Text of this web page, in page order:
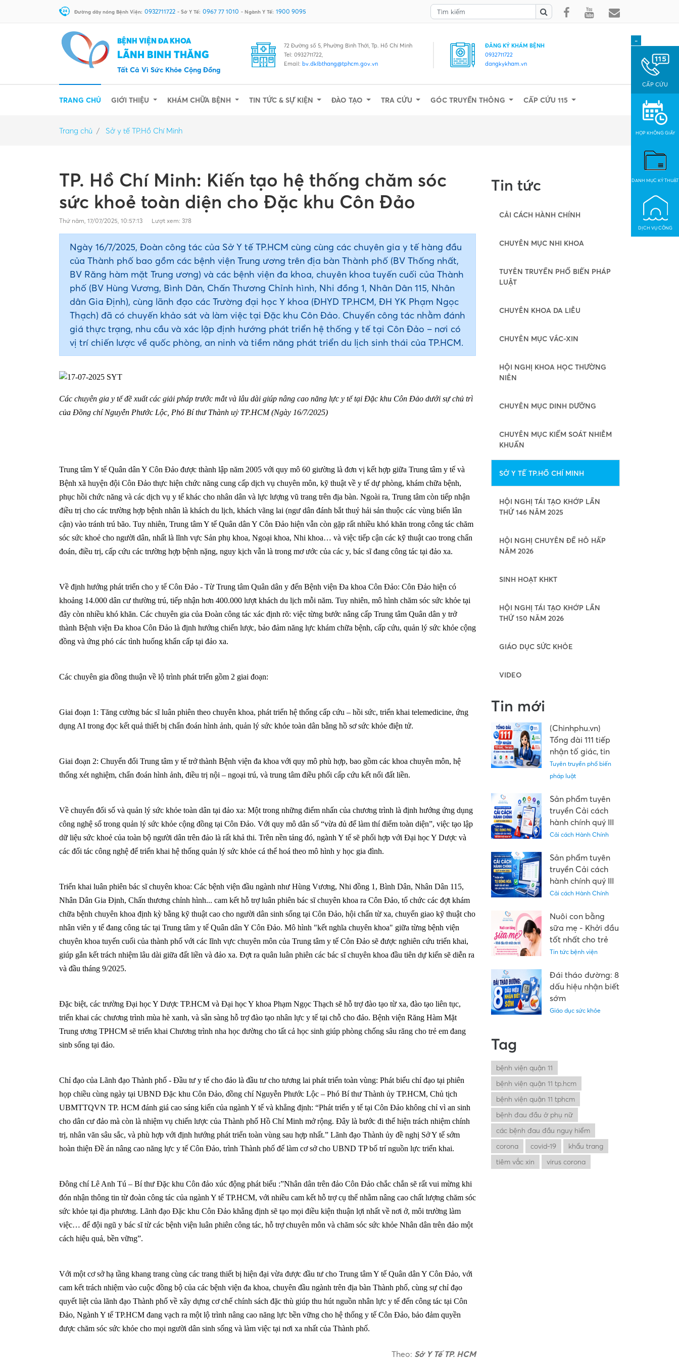
Đường dây nóng Bệnh Viện: 0932711722 - Sở Y Tế: 0967 77 1010 - Ngành Y Tế: 1900 9095
BỆNH VIỆN ĐA KHOA
LÃNH BINH THĂNG
Tất Cả Vì Sức Khỏe Cộng Đồng
72 Đường số 5, Phường Bình Thới, Tp. Hồ Chí Minh
Tel: 0932711722,
Email: bv.dklbthang@tphcm.gov.vn
ĐĂNG KÝ KHÁM BỆNH
0932711722
dangkykham.vn
TRANG CHỦ (CURRENT)
GIỚI THIỆU KHÁM CHỮA BỆNH TIN TỨC & SỰ KIỆN ĐÀO TẠO TRA CỨU GÓC TRUYỀN THÔNG CẤP CỨU 115
Trang chủ Sở y tế TP.Hồ Chí Minh
TP. Hồ Chí Minh: Kiến tạo hệ thống chăm sóc
sức khoẻ toàn diện cho Đặc khu Côn Đảo
Thứ năm, 17/07/2025, 10:57:13 Lượt xem: 378
Ngày 16/7/2025, Đoàn công tác của Sở Y tế TP.HCM cùng cùng các chuyên gia y tế hàng đầu
của Thành phố bao gồm các bệnh viện Trung ương trên địa bàn Thành phố (BV Thống nhất,
BV Răng hàm mặt Trung ương) và các bệnh viện đa khoa, chuyên khoa tuyến cuối của Thành
phố (BV Hùng Vương, Bình Dân, Chấn Thương Chỉnh hình, Nhi đồng 1, Nhân Dân 115, Nhân
dân Gia Định), cùng lãnh đạo các Trường đại học Y khoa (ĐHYD TP.HCM, ĐH YK Phạm Ngọc
Thạch) đã có chuyến khảo sát và làm việc tại Đặc khu Côn Đảo. Chuyến công tác nhằm đánh
giá thực trạng, nhu cầu và xác lập định hướng phát triển hệ thống y tế tại Côn Đảo – nơi có
vị trí chiến lược về quốc phòng, an ninh và tiềm năng phát triển du lịch sinh thái của TP.HCM.
Các chuyên gia y tế đề xuất các giải pháp trước mắt và lâu dài giúp nâng cao năng lực y tế tại Đặc khu Côn Đảo dưới sự chủ trì
của Đồng chí Nguyễn Phước Lộc, Phó Bí thư Thành uỷ TP.HCM (Ngày 16/7/2025)
Trung tâm Y tế Quân dân Y Côn Đảo được thành lập năm 2005 với quy mô 60 giường là đơn vị kết hợp giữa Trung tâm y tế và
Bệnh xã huyện đội Côn Đảo thực hiện chức năng cung cấp dịch vụ chuyên môn, kỹ thuật về y tế dự phòng, khám chữa bệnh,
phục hồi chức năng và các dịch vụ y tế khác cho nhân dân và lực lượng vũ trang trên địa bàn. Ngoài ra, Trung tâm còn tiếp nhận
điều trị cho các trường hợp bệnh nhân là khách du lịch, khách vãng lai (ngư dân đánh bắt thuỷ hải sản thuộc các vùng biển lân
cận) vào tránh trú bão. Tuy nhiên, Trung tâm Y tế Quân dân Y Côn Đảo hiện vẫn còn gặp rất nhiều khó khăn trong công tác chăm
sóc sức khoẻ cho người dân, nhất là lĩnh vực Sản phụ khoa, Ngoại khoa, Nhi khoa… và việc tiếp cận các kỹ thuật cao trong chẩn
đoán, điều trị, cấp cứu các trường hợp bệnh nặng, nguy kịch vẫn là trong mơ ước của các y, bác sĩ đang công tác tại đảo xa.
Về định hướng phát triển cho y tế Côn Đảo - Từ Trung tâm Quân dân y đến Bệnh viện Đa khoa Côn Đảo: Côn Đảo hiện có
khoảng 14.000 dân cư thường trú, tiếp nhận hơn 400.000 lượt khách du lịch mỗi năm. Tuy nhiên, mô hình chăm sóc sức khỏe tại
đây còn nhiều khó khăn. Các chuyên gia của Đoàn công tác xác định rõ: việc từng bước nâng cấp Trung tâm Quân dân y trở
thành Bệnh viện Đa khoa Côn Đảo là định hướng chiến lược, bảo đảm năng lực khám chữa bệnh, cấp cứu, quản lý sức khỏe cộng
đồng và ứng phó các tình huống khẩn cấp tại đảo xa.
Các chuyên gia đồng thuận về lộ trình phát triển gồm 2 giai đoạn:
Giai đoạn 1: Tăng cường bác sĩ luân phiên theo chuyên khoa, phát triển hệ thống cấp cứu – hồi sức, triển khai telemedicine, ứng
dụng AI trong đọc kết quả thiết bị chẩn đoán hình ảnh, quản lý sức khỏe toàn dân bằng hồ sơ sức khỏe điện tử.
Giai đoạn 2: Chuyển đổi Trung tâm y tế trở thành Bệnh viện đa khoa với quy mô phù hợp, bao gồm các khoa chuyên môn, hệ
thống xét nghiệm, chẩn đoán hình ảnh, điều trị nội – ngoại trú, và trung tâm điều phối cấp cứu kết nối đất liền.
Về chuyển đổi số và quản lý sức khỏe toàn dân tại đảo xa: Một trong những điểm nhấn của chương trình là định hướng ứng dụng
công nghệ số trong quản lý sức khỏe cộng đồng tại Côn Đảo. Với quy mô dân số “vừa đủ để làm thí điểm toàn diện”, việc tạo lập
dữ liệu sức khoẻ của toàn bộ người dân trên đảo là rất khả thi. Trên nền tảng đó, ngành Y tế sẽ phối hợp với Đại học Y Dược và
các đối tác công nghệ để triển khai hệ thống quản lý sức khỏe cá thể hoá theo mô hình y học gia đình.
Triển khai luân phiên bác sĩ chuyên khoa: Các bệnh viện đầu ngành như Hùng Vương, Nhi đồng 1, Bình Dân, Nhân Dân 115,
Nhân Dân Gia Định, Chấn thương chỉnh hình... cam kết hỗ trợ luân phiên bác sĩ chuyên khoa ra Côn Đảo, tổ chức các đợt khám
chữa bệnh chuyên khoa định kỳ bằng kỹ thuật cao cho người dân sinh sống tại Côn Đảo, hội chẩn từ xa, chuyển giao kỹ thuật cho
nhân viên y tế đang công tác tại Trung tâm y tế Quân dân Y Côn Đảo. Mô hình "kết nghĩa chuyên khoa" giữa từng bệnh viện
chuyên khoa tuyến cuối của thành phố với các lĩnh vực chuyên môn của Trung tâm y tế Côn Đảo sẽ được nghiên cứu triển khai,
giúp gắn kết trách nhiệm lâu dài giữa đất liền và đảo xa. Đợt ra quân luân phiên các bác sĩ chuyên khoa đầu tiên dự kiến sẽ diễn ra
và đầu tháng 9/2025.
Đặc biệt, các trường Đại học Y Dược TP.HCM và Đại học Y khoa Phạm Ngọc Thạch sẽ hỗ trợ đào tạo từ xa, đào tạo liên tục,
triển khai các chương trình mùa hè xanh, và sẵn sàng hỗ trợ đào tạo nhân lực y tế tại chỗ cho đảo. Bệnh viện Răng Hàm Mặt
Trung ương TPHCM sẽ triển khai Chương trình nha học đường cho tất cả học sinh giúp phòng chống sâu răng cho trẻ em đang
sinb sống tại đảo.
Chỉ đạo của Lãnh đạo Thành phố - Đầu tư y tế cho đảo là đầu tư cho tương lai phát triển toàn vùng: Phát biểu chỉ đạo tại phiên
họp chiều cùng ngày tại UBND Đặc khu Côn Đảo, đồng chí Nguyễn Phước Lộc – Phó Bí thư Thành ủy TP.HCM, Chủ tịch
UBMTTQVN TP. HCM đánh giá cao sáng kiến của ngành Y tế và khẳng định: “Phát triển y tế tại Côn Đảo không chỉ vì an sinh
cho dân cư đảo mà còn là nhiệm vụ chiến lược của Thành phố Hồ Chí Minh mở rộng. Đây là bước đi thể hiện trách nhiệm chính
trị, nhân văn sâu sắc, và phù hợp với định hướng phát triển toàn vùng sau hợp nhất.” Lãnh đạo Thành ủy đề nghị Sở Y tế sớm
hoàn thiện Đề án nâng cao năng lực y tế Côn Đảo, trình Thành phố để làm cơ sở cho UBND TP bố trí nguồn lực triển khai.
Đông chí Lê Anh Tú – Bí thư Đặc khu Côn đảo xúc động phát biểu :”Nhân dân trên đảo Côn Đảo chắc chắn sẽ rất vui mừng khi
đón nhận thông tin từ đoàn công tác của ngành Y tế TP.HCM, với nhiều cam kết hỗ trợ cụ thể nhằm nâng cao chất lượng chăm sóc
sức khỏe tại địa phương. Lãnh đạo Đặc khu Côn Đảo khẳng định sẽ tạo mọi điều kiện thuận lợi nhất về nơi ở, môi trường làm
việc… để đội ngũ y bác sĩ từ các bệnh viện luân phiên công tác, hỗ trợ chuyên môn và chăm sóc sức khỏe Nhân dân trên đảo một
cách hiệu quả, bền vững”.
Với một cơ sở hạ tầng khang trang cùng các trang thiết bị hiện đại vừa được đầu tư cho Trung tâm Y tế Quân dân Y Côn Đảo, với
cam kết trách nhiệm vào cuộc đồng bộ của các bệnh viện đa khoa, chuyên đầu ngành trên địa bàn Thành phố, cùng sự chỉ đạo
quyết liệt của lãnh đạo Thành phố về xây dựng cơ chế chính sách đặc thù giúp thu hút nguồn nhân lực y tế đến công tác tại Côn
Đảo, Ngành Y tế TP.HCM đang vạch ra một lộ trình nâng cao năng lực bền vững cho hệ thống y tế Côn Đảo, bảo đảm quyền
được chăm sóc sức khỏe cho mọi người dân sinh sống và làm việc tại nơi xa nhất của Thành phố.
Theo: Sở Y Tế TP. HCM
Tin tức
CẢI CÁCH HÀNH CHÍNH
CHUYÊN MỤC NHI KHOA
TUYÊN TRUYỀN PHỔ BIẾN PHÁP
LUẬT
CHUYÊN KHOA DA LIỄU
CHUYÊN MỤC VẮC-XIN
HỘI NGHỊ KHOA HỌC THƯỜNG
NIÊN
CHUYÊN MỤC DINH DƯỠNG
CHUYÊN MỤC KIỂM SOÁT NHIỄM
KHUẨN
SỞ Y TẾ TP.HỒ CHÍ MINH
HỘI NGHỊ TÁI TẠO KHỚP LẦN
THỨ 146 NĂM 2025
HỘI NGHỊ CHUYÊN ĐỀ HÔ HẤP
NĂM 2026
SINH HOẠT KHKT
HỘI NGHỊ TÁI TẠO KHỚP LẦN
THỨ 150 NĂM 2026
GIÁO DỤC SỨC KHỎE
VIDEO
Tin mới
(Chinhphu.vn)
Tổng đài 111 tiếp
nhận tố giác, tin
báo về hành vi
mua bán người
Tuyên truyền phổ biến
pháp luật
Sản phẩm tuyên
truyền Cải cách
hành chính quý III
năm 2026: "Cảnh
thường gặp của
thuốc trên đơn
thuốc ngoại trú"
Cải cách Hành Chính
Sản phẩm tuyên
truyền Cải cách
hành chính quý III
năm 2026: “Phần
nhập liệu kết quả
cận lâm sàng trên
Medinet”
Cải cách Hành Chính
Nuôi con bằng
sữa mẹ - Khởi đầu
tốt nhất cho trẻ
Tin tức bệnh viện
Đái tháo đường: 8
dấu hiệu nhận biết
sớm
Giáo dục sức khỏe
Tag
bệnh viện quận 11
bệnh viện quận 11 tp.hcm
bệnh viện quận 11 tphcm
bệnh đau đầu ở phụ nữ
các bệnh đau đầu nguy hiểm
corona
covid-19
khẩu trang
tiêm vắc xin
virus corona
-
CẤP CỨU
HỌP KHÔNG GIẤY
DANH MỤC KỶ THUẬT
DỊCH VỤ CÔNG